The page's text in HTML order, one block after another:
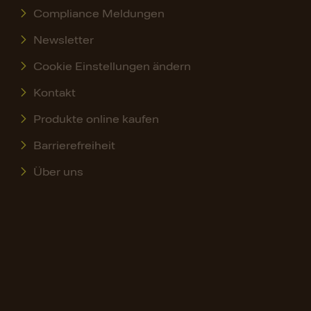
Compliance Meldungen
Newsletter
Cookie Einstellungen ändern
Kontakt
Produkte online kaufen
Barrierefreiheit
Über uns